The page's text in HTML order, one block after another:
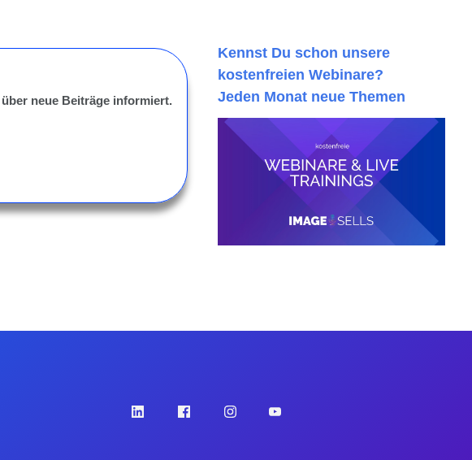
neue Beiträge informiert.
Kennst Du schon unsere
kostenfreien Webinare?
Jeden Monat neue Themen